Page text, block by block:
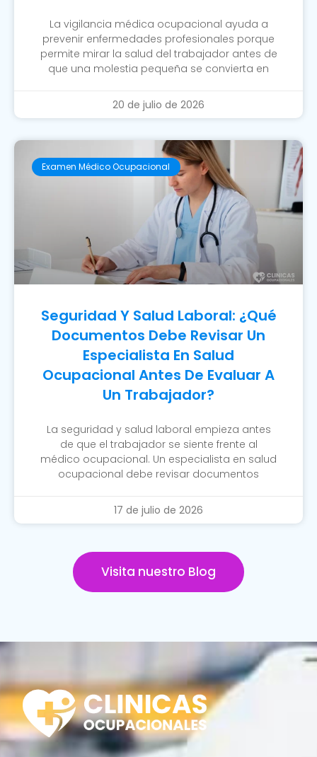
La vigilancia médica ocupacional ayuda a
prevenir enfermedades profesionales porque
permite mirar la salud del trabajador antes de
que una molestia pequeña se convierta en
20 de julio de 2026
Examen Médico Ocupacional
Seguridad Y Salud Laboral: ¿Qué
Documentos Debe Revisar Un
Especialista En Salud
Ocupacional Antes De Evaluar A
Un Trabajador?
La seguridad y salud laboral empieza antes
de que el trabajador se siente frente al
médico ocupacional. Un especialista en salud
ocupacional debe revisar documentos
17 de julio de 2026
Visita nuestro Blog